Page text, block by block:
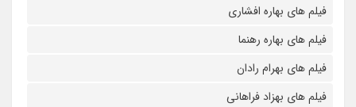
فیلم های بهاره افشاری
فیلم های بهاره رهنما
فیلم های بهرام رادان
فیلم های بهزاد فراهانی